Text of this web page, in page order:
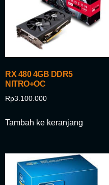
RX 480 4GB DDR5
NITRO+OC
Rp3.100.000
Tambah ke keranjang